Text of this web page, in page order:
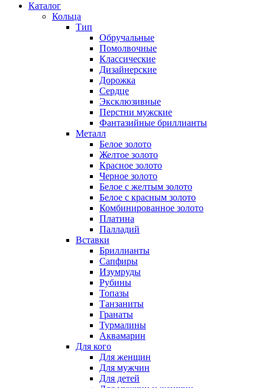
Каталог
Кольца
Тип
Обручальные
Помолвочные
Классические
Дизайнерские
Дорожка
Сердце
Эксклюзивные
Перстни мужские
Фантазийные бриллианты
Металл
Белое золото
Желтое золото
Красное золото
Черное золото
Белое с желтым золото
Белое с красным золото
Комбинированное золото
Платина
Палладий
Вставки
Бриллианты
Сапфиры
Изумруды
Рубины
Топазы
Танзаниты
Гранаты
Турмалины
Аквамарин
Для кого
Для женщин
Для мужчин
Для детей